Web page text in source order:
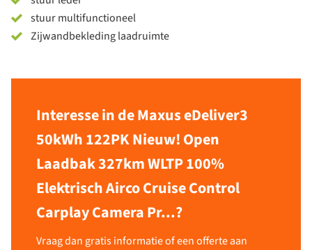
stuur multifunctioneel
Zijwandbekleding laadruimte
Interesse in de Maxus eDeliver3
50kWh 122PK Nieuw! Open
Laadbak 327km WLTP 100%
Elektrisch Airco Cruise Control
Carplay Camera Pr...?
Vraag dan gratis informatie of een offerte aan